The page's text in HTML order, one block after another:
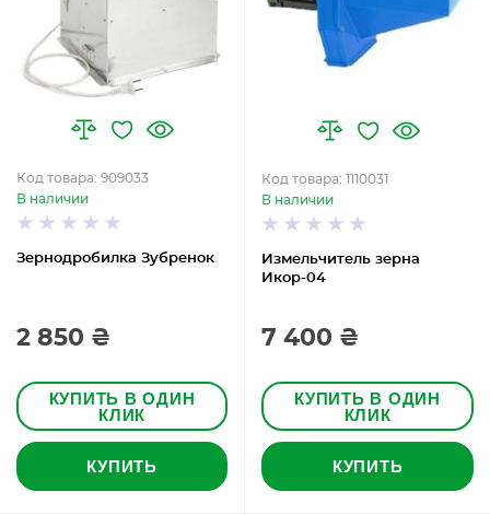
Зернодробилка Зубренок
Код товара: 909033
В наличии
2 850 ₴
КУПИТЬ В ОДИН
КЛИК
КУПИТЬ
Измельчитель зерна
Икор-04
Код товара: 1110031
В наличии
7 400 ₴
КУПИТЬ В ОДИН
КЛИК
КУПИТЬ